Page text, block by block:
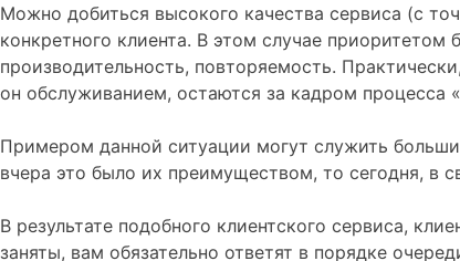
Можно добиться высокого качества сервиса (с
конкретного клиента. В этом случае приоритетом
производительность, повторяемость.
он обслуживанием, остаются за кадром процесса
Примером данной ситуации могут служить
вчера это было их преимуществом, то сегодня, в
В результате подобного клиентского сервиса,
заняты, вам обязательно ответят в порядке